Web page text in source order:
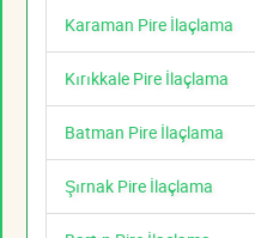
Karaman Pire İlaçlama
Kırıkkale Pire İlaçlama
Batman Pire İlaçlama
Şırnak Pire İlaçlama